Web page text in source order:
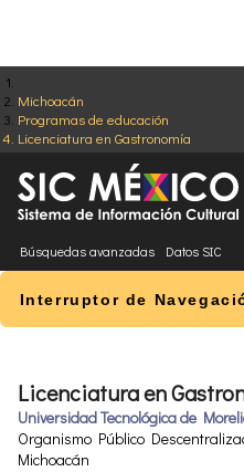
Michoacán
Programas de educación
Licenciatura en Gastronomía
Búsquedas avanzadas Datos SIC
Interruptor de
Licenciatura en
Universidad Tecnológica de
Organismo Público
Michoacán